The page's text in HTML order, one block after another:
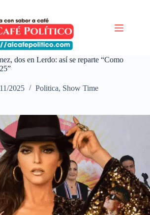
dos en Lerdo: así se reparte “Como
2025 Politica, Show Time